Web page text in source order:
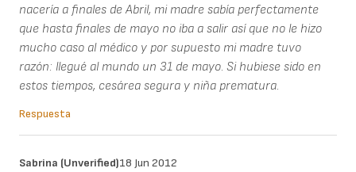
nacería a finales de Abril, mi madre sabía perfectamente
que hasta finales de mayo no iba a salir así que no le hizo
mucho caso al médico y por supuesto mi madre tuvo
razón: llegué al mundo un 31 de mayo. Si hubiese sido en
estos tiempos, cesárea segura y niña prematura.
Respuesta
Sabrina (unverified)18 Jun 2012